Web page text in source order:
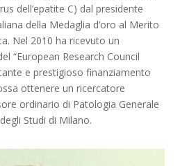
dell’epatite C) dal presidente
della Medaglia d’oro al Merito
Nel 2010 ha ricevuto un
“European Research Council
e prestigioso finanziamento
ottenere un ricercatore
ordinario di Patologia Generale
Studi di Milano.